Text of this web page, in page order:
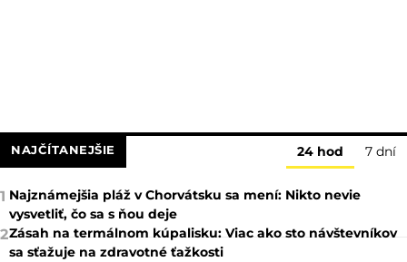
NAJČÍTANEJŠIE 24 hod 7 dní
1 Najznámejšia pláž v Chorvátsku sa mení: Nikto nevie
vysvetliť, čo sa s ňou deje
2Zásah na termálnom kúpalisku: Viac ako sto návštevníkov
sa sťažuje na zdravotné ťažkosti